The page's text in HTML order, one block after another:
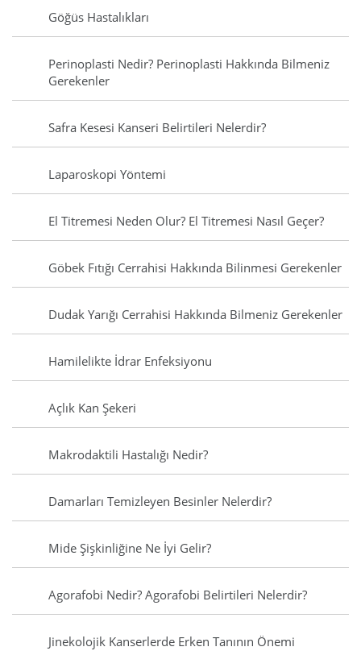
Göğüs Hastalıkları
Perinoplasti Nedir? Perinoplasti Hakkında Bilmeniz
Gerekenler
Safra Kesesi Kanseri Belirtileri Nelerdir?
Laparoskopi Yöntemi
El Titremesi Neden Olur? El Titremesi Nasıl Geçer?
Göbek Fıtığı Cerrahisi Hakkında Bilinmesi Gerekenler
Dudak Yarığı Cerrahisi Hakkında Bilmeniz Gerekenler
Hamilelikte İdrar Enfeksiyonu
Açlık Kan Şekeri
Makrodaktili Hastalığı Nedir?
Damarları Temizleyen Besinler Nelerdir?
Mide Şişkinliğine Ne İyi Gelir?
Agorafobi Nedir? Agorafobi Belirtileri Nelerdir?
Jinekolojik Kanserlerde Erken Tanının Önemi